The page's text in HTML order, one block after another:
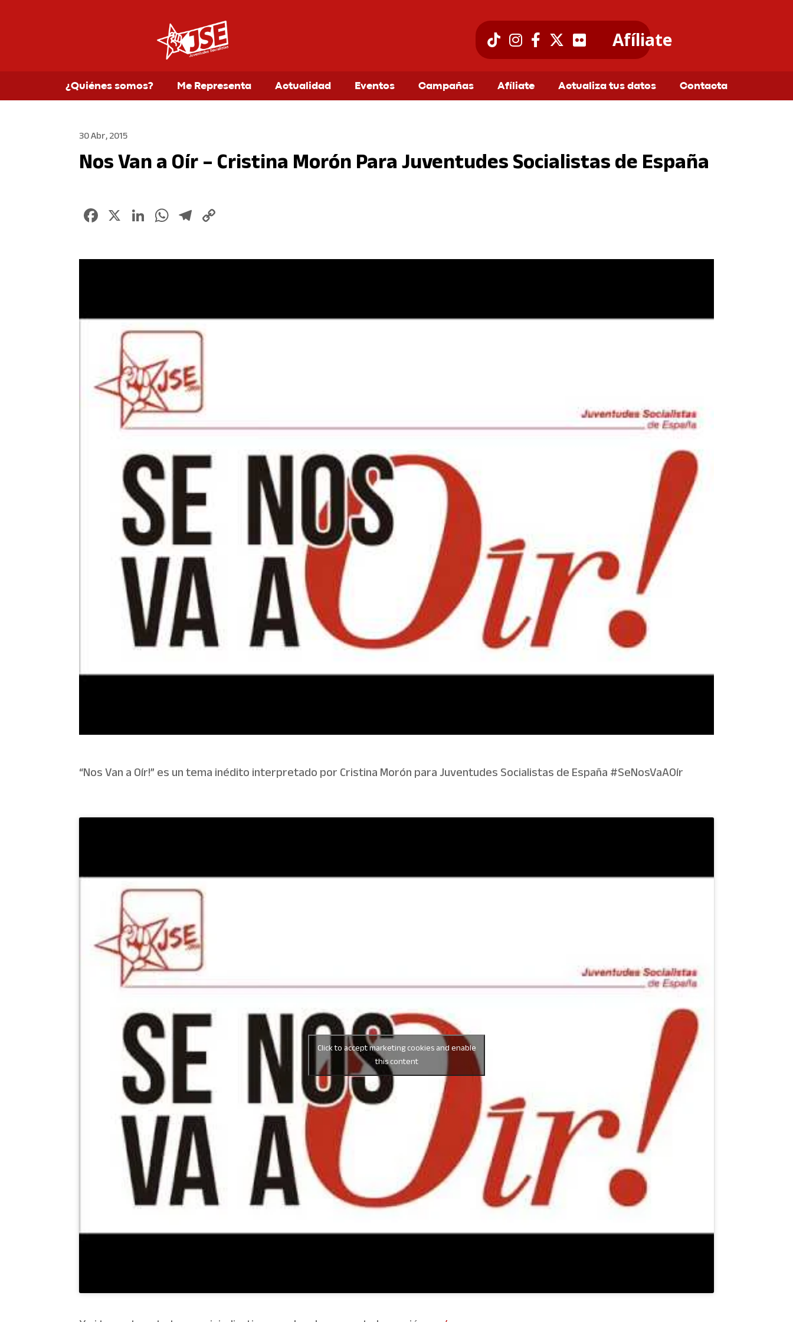
Afíliate
¿Quiénes somos? Me Representa Actualidad Eventos Campañas Afíliate Actualiza tus datos Contacta
30 Abr, 2015
Nos Van a Oí­r – Cristina Morón Para Juventudes Socialistas de España
Facebook
X LinkedIn
WhatsApp
Telegram
“Nos Van a Oír!” es un tema inédito interpretado por Cristina Morón para Juventudes Socialistas de España #SeNosVaAOír
Click to accept marketing cookies and enable
this content